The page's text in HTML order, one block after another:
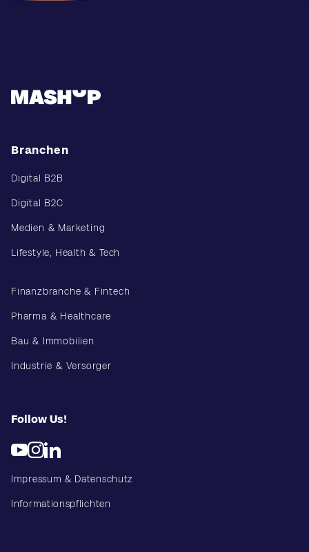
Branchen
Digital B2B
Digital B2C
Medien & Marketing
Lifestyle, Health & Tech
Finanzbranche & Fintech
Pharma & Healthcare
Bau & Immobilien
Industrie & Versorger
Follow Us!
Impressum & Datenschutz
Informationspflichten